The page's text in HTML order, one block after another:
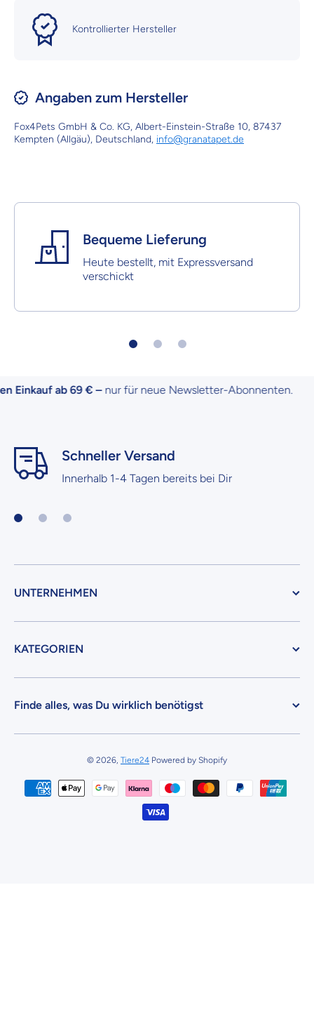
Kontrollierter Hersteller
Angaben zum Hersteller
Fox4Pets GmbH & Co. KG, Albert-Einstein-Straße 10, 87437
Kempten (Allgäu), Deutschland, info@granatapet.de
Bequeme Lieferung
Heute bestellt, mit Expressversand
verschickt
ab 69 € –nur für neue Newsletter-Abonnenten.
Schneller Versand
Innerhalb 1-4 Tagen bereits bei Dir
UNTERNEHMEN
KATEGORIEN
Finde alles, was Du wirklich benötigst
© 2026, Tiere24 Powered by Shopify
Zahlungsmethoden